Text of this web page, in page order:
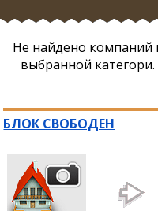
Не найдено компаний
выбранной категори.
БЛОК СВОБОДЕН